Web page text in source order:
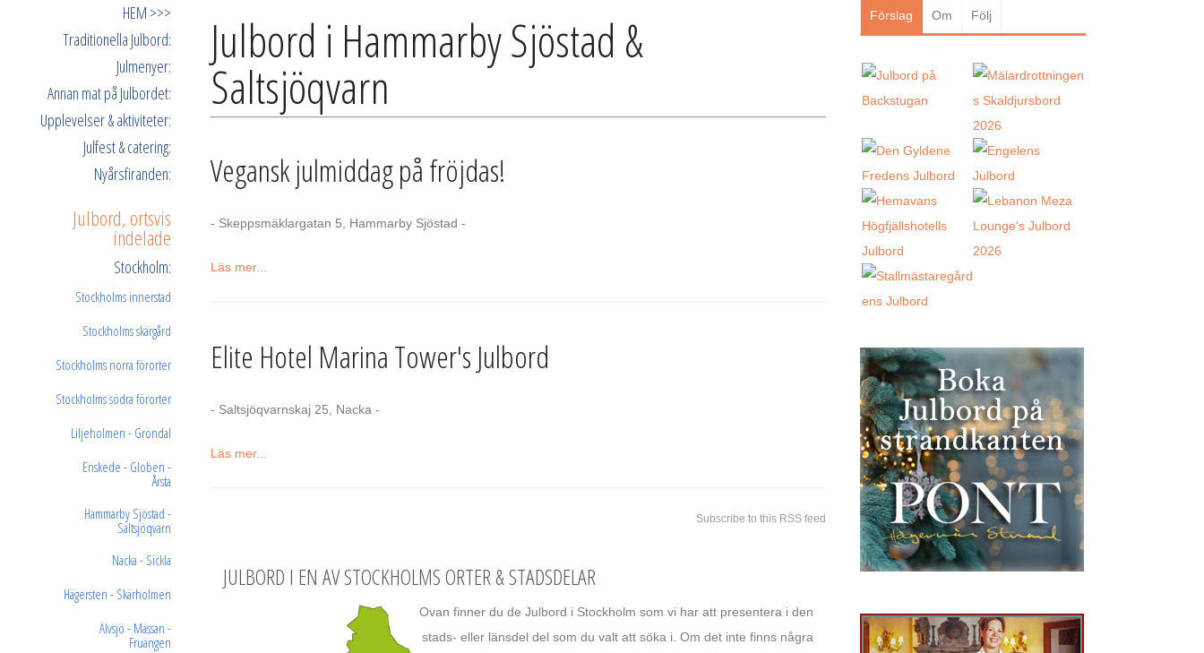
HEM >>>
Traditionella Julbord:
Julmenyer:
Annan mat på Julbordet:
Upplevelser & aktiviteter:
Julfest & catering:
Nyårsfiranden:
Julbord, ortsvis
indelade
Stockholm:
Stockholms innerstad
Stockholms skärgård
Stockholms norra förorter
Stockholms södra förorter
Liljeholmen - Gröndal
Enskede - Globen -
Årsta
Hammarby Sjöstad -
Saltsjöqvarn
Nacka - Sickla
Hägersten - Skärholmen
Älvsjö - Mässan -
Fruängen
Julbord i Hammarby Sjöstad &
Saltsjöqvarn
Vegansk julmiddag på fröjdas!
- Skeppsmäklargatan 5, Hammarby Sjöstad -
Läs mer...
Elite Hotel Marina Tower's Julbord
- Saltsjöqvarnskaj 25, Nacka -
Läs mer...
Subscribe to this RSS feed
JULBORD I EN AV STOCKHOLMS ORTER & STADSDELAR
Ovan finner du de Julbord i Stockholm som vi har att presentera i den
stads- eller länsdel del som du valt att söka i. Om det inte finns några
Förslag Om Följ